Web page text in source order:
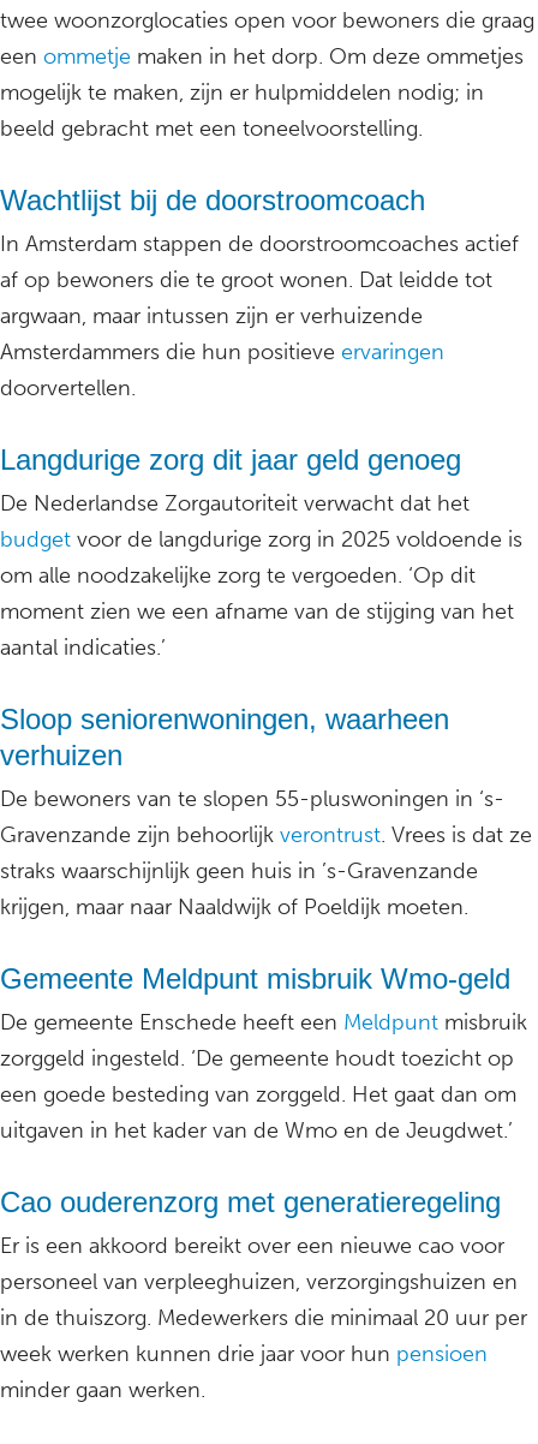
twee woonzorglocaties open voor bewoners die graag
een ommetje maken in het dorp. Om deze ommetjes
mogelijk te maken, zijn er hulpmiddelen nodig; in
beeld gebracht met een toneelvoorstelling.
Wachtlijst bij de doorstroomcoach
In Amsterdam stappen de doorstroomcoaches actief
af op bewoners die te groot wonen. Dat leidde tot
argwaan, maar intussen zijn er verhuizende
Amsterdammers die hun positieve ervaringen
doorvertellen.
Langdurige zorg dit jaar geld genoeg
De Nederlandse Zorgautoriteit verwacht dat het
budget voor de langdurige zorg in 2025 voldoende is
om alle noodzakelijke zorg te vergoeden. ‘Op dit
moment zien we een afname van de stijging van het
aantal indicaties.’
Sloop seniorenwoningen, waarheen
verhuizen
De bewoners van te slopen 55-pluswoningen in ‘s-
Gravenzande zijn behoorlijk verontrust. Vrees is dat ze
straks waarschijnlijk geen huis in ’s-Gravenzande
krijgen, maar naar Naaldwijk of Poeldijk moeten.
Gemeente Meldpunt misbruik Wmo-geld
De gemeente Enschede heeft een Meldpunt misbruik
zorggeld ingesteld. ‘De gemeente houdt toezicht op
een goede besteding van zorggeld. Het gaat dan om
uitgaven in het kader van de Wmo en de Jeugdwet.’
Cao ouderenzorg met generatieregeling
Er is een akkoord bereikt over een nieuwe cao voor
personeel van verpleeghuizen, verzorgingshuizen en
in de thuiszorg. Medewerkers die minimaal 20 uur per
week werken kunnen drie jaar voor hun pensioen
minder gaan werken.